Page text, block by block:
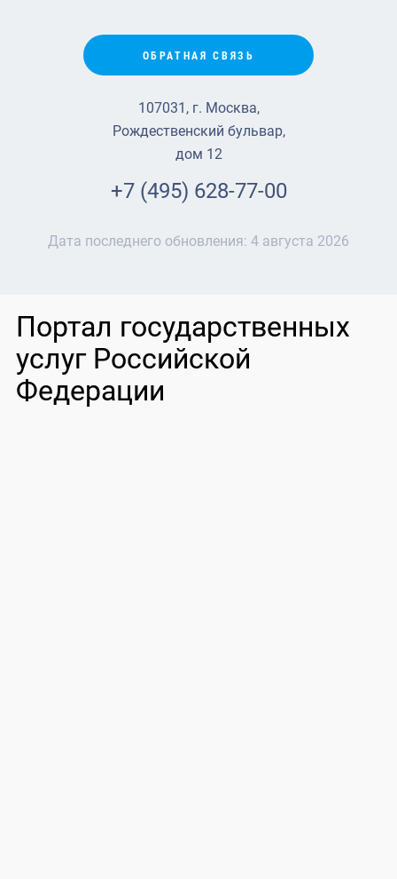
ОБРАТНАЯ СВЯЗЬ
107031, г. Москва,
Рождественский бульвар,
дом 12
+7 (495) 628-77-00
Дата последнего обновления: 4 августа 2026
Портал государственных
услуг Российской
Федерации